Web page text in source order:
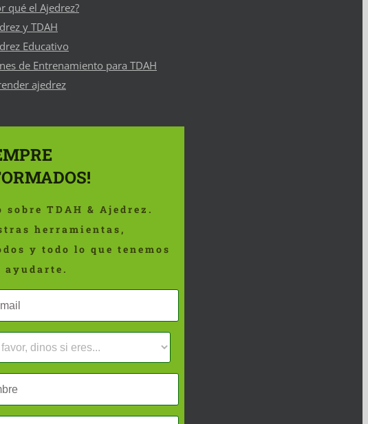
qué el Ajedrez?
y TDAH
Educativo
de Entrenamiento para TDAH
ajedrez
sobre TDAH & Ajedrez.
herramientas,
y todo lo que tenemos
ayudarte.